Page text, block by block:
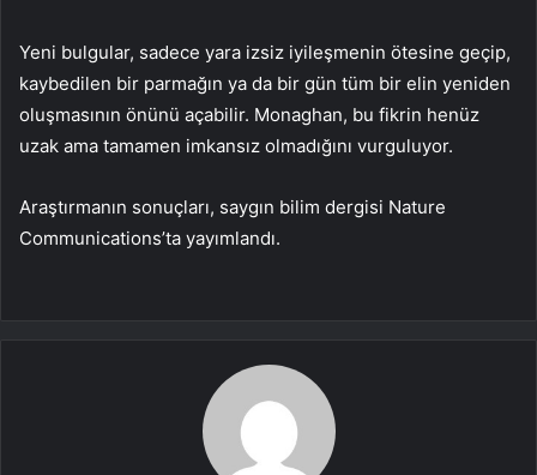
Yeni bulgular, sadece yara izsiz iyileşmenin ötesine geçip,
kaybedilen bir parmağın ya da bir gün tüm bir elin yeniden
oluşmasının önünü açabilir. Monaghan, bu fikrin henüz
uzak ama tamamen imkansız olmadığını vurguluyor.
Araştırmanın sonuçları, saygın bilim dergisi Nature
Communications’ta yayımlandı.